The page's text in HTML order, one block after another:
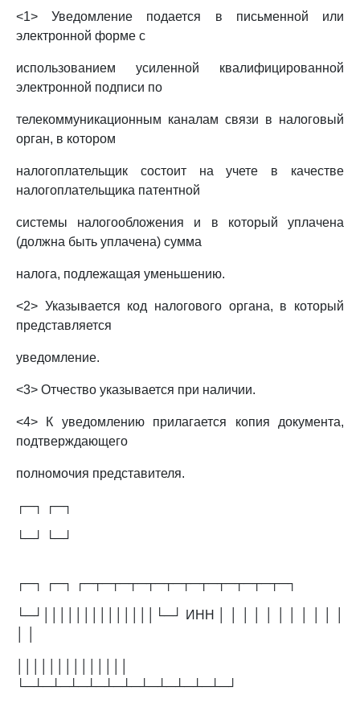
<1> Уведомление подается в письменной или
электронной форме с
использованием усиленной квалифицированной
электронной подписи по
телекоммуникационным каналам связи в налоговый
орган, в котором
налогоплательщик состоит на учете в качестве
налогоплательщика патентной
системы налогообложения и в который уплачена
(должна быть уплачена) сумма
налога, подлежащая уменьшению.
<2> Указывается код налогового органа, в который
представляется
уведомление.
<3> Отчество указывается при наличии.
<4> К уведомлению прилагается копия документа,
подтверждающего
полномочия представителя.
┌─┐ ┌─┐
└─┘ └─┘
┌─┐ ┌─┐ ┌─┬─┬─┬─┬─┬─┬─┬─┬─┬─┬─┬─┐
└─┘││││││││││││││└─┘ ИНН │ │ │ │ │ │ │ │ │ │ │
└─┴─┴─┴─┴─┴─┴─┴─┴─┴─┴─┴─┘